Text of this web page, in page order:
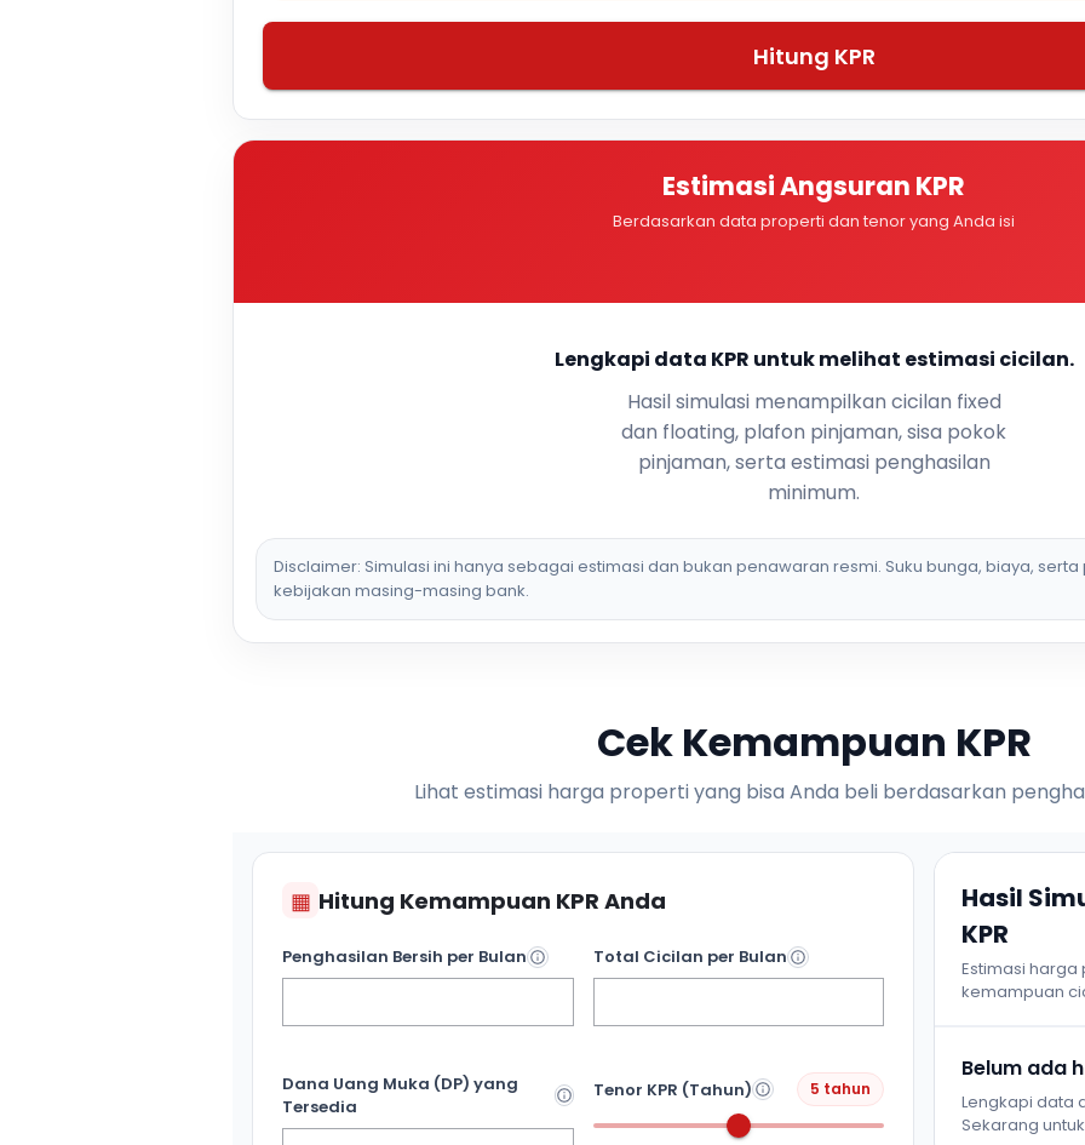
Hitung KPR
Estimasi Angsuran KPR
Berdasarkan data properti dan tenor yang Anda isi
Lengkapi data KPR untuk melihat estimasi cicilan.
Hasil simulasi menampilkan cicilan fixed
dan floating, plafon pinjaman, sisa pokok
pinjaman, serta estimasi penghasilan
minimum.
Disclaimer: Simulasi ini hanya sebagai estimasi dan bukan penawaran resmi. Suku bunga, biaya,
kebijakan masing-masing bank.
Cek Kemampuan KPR
Lihat estimasi harga properti yang bisa Anda beli berdasarkan
▦ Hitung Kemampuan KPR Anda
Penghasilan Bersih per Bulan Total Cicilan per Bulan
Dana Uang Muka (DP) yang
Tersedia
Tenor KPR (Tahun) 5 tahun
Hasil
KPR
Estimasi
kemampuan
Belum ada
Lengkapi data
Sekarang